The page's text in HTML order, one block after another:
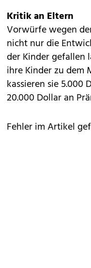
Kritik an Eltern
Vorwürfe wegen
nicht nur die
der Kinder gefallen
ihre Kinder zu dem
kassieren sie 5.000
20.000 Dollar an
Fehler im Artikel